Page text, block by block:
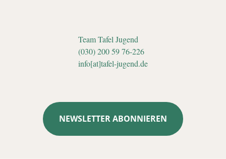
Team Tafel Jugend
(030) 200 59 76-226
info[at]tafel-jugend.de
NEWSLETTER ABONNIEREN